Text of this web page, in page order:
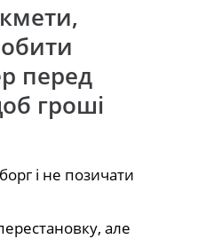
перед
гроші
і не позичати
але